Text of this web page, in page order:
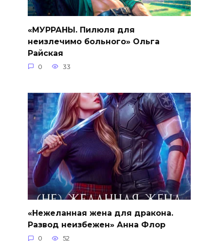
«МУРРАНЫ. Пилюля для
неизлечимо больного» Ольга
Райская
0 33
«Нежеланная жена для дракона.
Развод неизбежен» Анна Флор
0 52